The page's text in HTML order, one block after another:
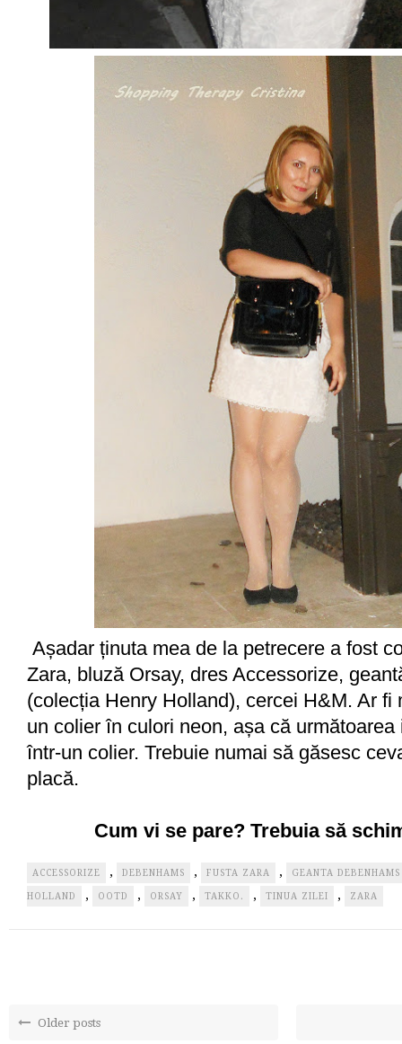
Așadar ținuta mea de la petrecere a fost
Zara, bluză Orsay, dres Accessorize,
(colecția Henry Holland), cercei H&M. Ar fi
un colier în culori neon, așa că
într-un colier. Trebuie numai să găsesc
placă.
Cum vi se pare? Trebuia să
ACCESSORIZE , DEBENHAMS , FUSTA ZARA , GEANTA DEBENHAMS
HOLLAND , OOTD , ORSAY , TAKKO. , TINUA ZILEI , ZARA
Older posts